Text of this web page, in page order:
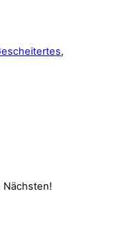
,
Nächsten!